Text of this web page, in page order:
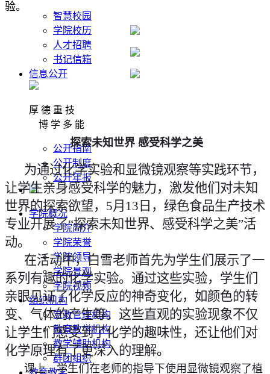
智慧校园
学院校历
人才招聘
书记信箱
信息公开
厚 德 重 技
博 学 多 能
公开指南
公开制度
公开年报
学院概况
学院简介
学院荣誉
学院领导
学院景观
学院视频
组织机构
党政管理机构
教育教学机构
教学辅助机构
群团组织
验。
探索未知世界 感受科学之美
为通过化学实验和显微镜观察等实践环节，
让学生亲身感受科学的魅力，激发他们对未知
世界的探索欲望， 5月13日，绿色食品生产技术
专业开展了“探索未知世界、感受科学之美”活
动。
在活动中，白雪老师首先为学生们展示了一
系列有趣的化学实验。通过这些实验，学生们
亲眼见证了化学反应的神奇变化，如颜色的转
变、气体的产生等。这些直观的实验现象不仅
让学生们感受到了化学的趣味性，还让他们对
化学原理有了更深入的理解。
课上，学生们在老师的指导下使用显微镜观察了植